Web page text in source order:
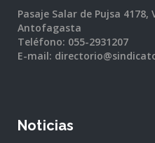
Pasaje Salar de Pujsa 4178,
Antofagasta
Teléfono: 055-2931207
E-mail:
Noticias